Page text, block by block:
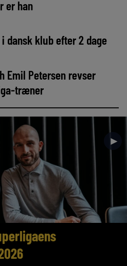
er han
dansk klub efter 2 dage
Emil Petersen revser
træner
►